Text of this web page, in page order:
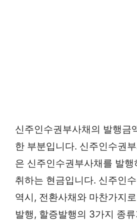
신주인수권부사채의 발행금
한 부분입니다. 신주인수권
은 신주인수권부사채를 발
취하는 현금입니다. 신주인
역시, 전환사채와 마찬가지
발행, 할증발행의 3가지 종